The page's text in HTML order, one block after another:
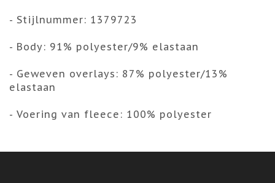
- Stijlnummer: 1379723
- Body: 91% polyester/9% elastaan
- Geweven overlays: 87% polyester/13%
elastaan
- Voering van fleece: 100% polyester